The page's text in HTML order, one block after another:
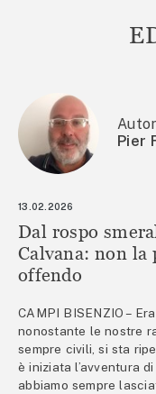
Pier
13.02.2026
Dal rospo
Calvana: non la
offendo
CAMPI BISENZIO –
nonostante le nostre
sempre civili, si sta
è iniziata l’avventura
abbiamo sempre